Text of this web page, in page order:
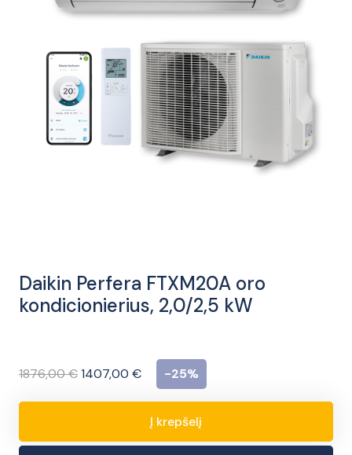
Daikin Perfera FTXM20A oro
kondicionierius, 2,0/2,5 kW
1876,00€Original
1876,00 €.
1407,00 €Current
is:
1407,00 €.
-25%
Į krepšelį